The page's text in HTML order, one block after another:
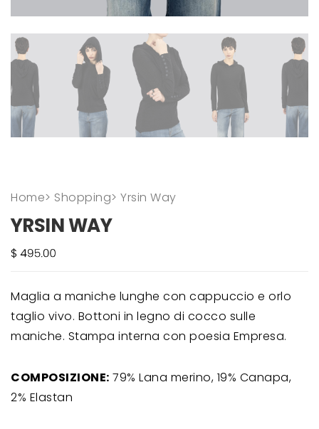
Home> Shopping> Yrsin Way
YRSIN WAY
Maglia a maniche lunghe con cappuccio e orlo
taglio vivo. Bottoni in legno di cocco sulle
maniche. Stampa interna con poesia Empresa.
COMPOSIZIONE: 79% Lana merino, 19% Canapa,
2% Elastan